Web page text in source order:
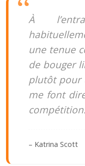
À
une tenue
de bouger
plutôt pour
me font
compétition.
– Katrina Scott